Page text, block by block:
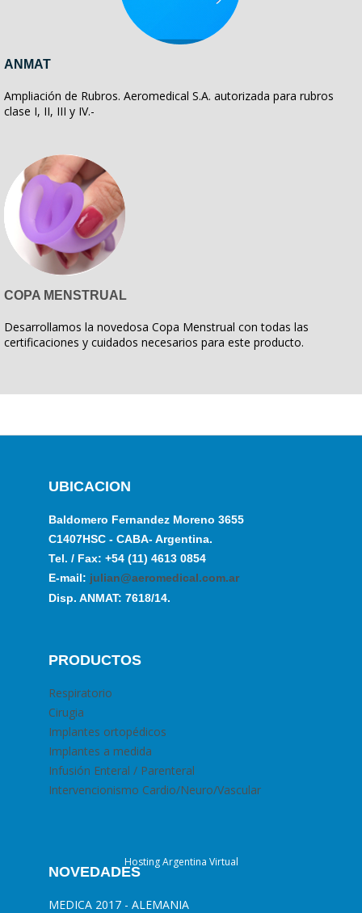
ANMAT
Ampliación de Rubros. Aeromedical S.A. autorizada para rubros
clase I, II, III y IV.-
COPA MENSTRUAL
Desarrollamos la novedosa Copa Menstrual con todas las
certificaciones y cuidados necesarios para este producto.
UBICACION
Baldomero Fernandez Moreno 3655
C1407HSC - CABA- Argentina.
Tel. / Fax: +54 (11) 4613 0854
E-mail: julian@aeromedical.com.ar
Disp. ANMAT: 7618/14.
PRODUCTOS
Respiratorio
Cirugia
Implantes ortopédicos
Implantes a medida
Infusión Enteral / Parenteral
Intervencionismo Cardio/Neuro/Vascular
NOVEDADES
MEDICA 2017 - ALEMANIA
Hosting Argentina Virtual